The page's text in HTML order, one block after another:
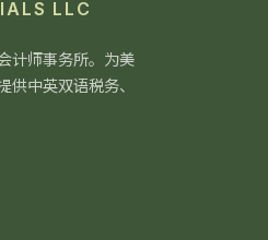
LLC
计师事务所。为美
中英双语税务、